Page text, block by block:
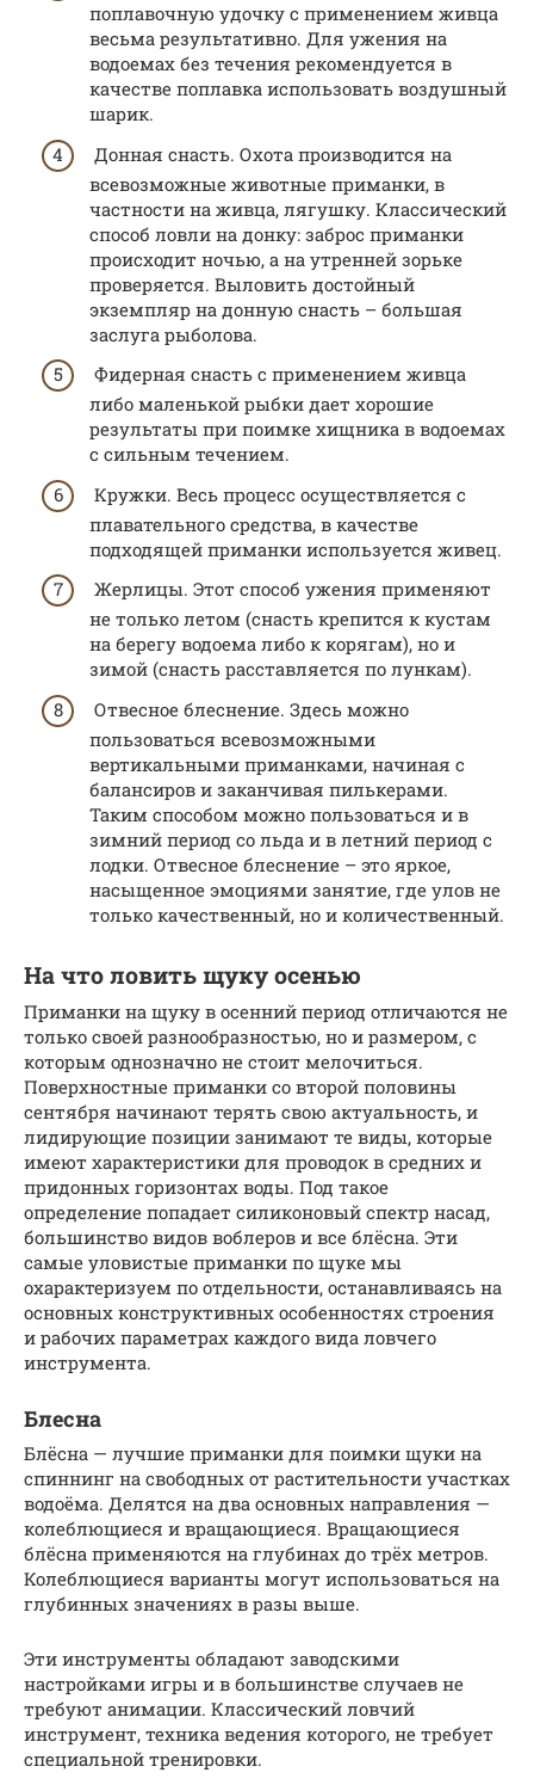
поплавочную удочку с применением живца
весьма результативно. Для ужения на
водоемах без течения рекомендуется в
качестве поплавка использовать воздушный
шарик.
Донная снасть. Охота производится на
всевозможные животные приманки, в
частности на живца, лягушку. Классический
способ ловли на донку: заброс приманки
происходит ночью, а на утренней зорьке
проверяется. Выловить достойный
экземпляр на донную снасть – большая
заслуга рыболова.
Фидерная снасть с применением живца
либо маленькой рыбки дает хорошие
результаты при поимке хищника в водоемах
с сильным течением.
Кружки. Весь процесс осуществляется с
плавательного средства, в качестве
подходящей приманки используется живец.
Жерлицы. Этот способ ужения применяют
не только летом (снасть крепится к кустам
на берегу водоема либо к корягам), но и
зимой (снасть расставляется по лункам).
Отвесное блеснение. Здесь можно
пользоваться всевозможными
вертикальными приманками, начиная с
балансиров и заканчивая пилькерами.
Таким способом можно пользоваться и в
зимний период со льда и в летний период с
лодки. Отвесное блеснение – это яркое,
насыщенное эмоциями занятие, где улов не
только качественный, но и количественный.
На что ловить щуку осенью
Приманки на щуку в осенний период отличаются не
только своей разнообразностью, но и размером, с
которым однозначно не стоит мелочиться.
Поверхностные приманки со второй половины
сентября начинают терять свою актуальность, и
лидирующие позиции занимают те виды, которые
имеют характеристики для проводок в средних и
придонных горизонтах воды. Под такое
определение попадает силиконовый спектр насад,
большинство видов воблеров и все блёсна. Эти
самые уловистые приманки по щуке мы
охарактеризуем по отдельности, останавливаясь на
основных конструктивных особенностях строения
и рабочих параметрах каждого вида ловчего
инструмента.
Блесна
Блёсна — лучшие приманки для поимки щуки на
спиннинг на свободных от растительности участках
водоёма. Делятся на два основных направления —
колеблющиеся и вращающиеся. Вращающиеся
блёсна применяются на глубинах до трёх метров.
Колеблющиеся варианты могут использоваться на
глубинных значениях в разы выше.
Эти инструменты обладают заводскими
настройками игры и в большинстве случаев не
требуют анимации. Классический ловчий
инструмент, техника ведения которого, не требует
специальной тренировки.